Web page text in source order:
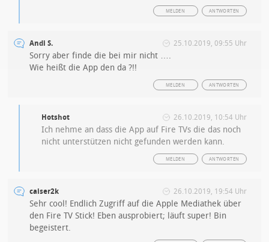
ANTWORTEN
MELDEN
Andi S. 25.10.2019, 09:55 Uhr
Sorry aber finde die bei mir nicht ….
Wie heißt die App den da ?!!
ANTWORTEN
MELDEN
Hotshot 26.10.2019, 10:54 Uhr
Ich nehme an dass die App auf Fire TVs die das noch
nicht unterstützen nicht gefunden werden kann.
ANTWORTEN
MELDEN
caiser2k 26.10.2019, 19:54 Uhr
Sehr cool! Endlich Zugriff auf die Apple Mediathek über
den Fire TV Stick! Eben ausprobiert; läuft super! Bin
begeistert.